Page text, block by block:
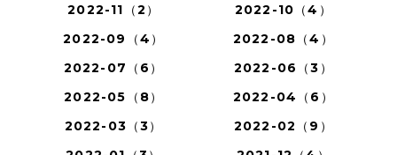
2022-11（2）
2022-10（4）
2022-09（4）
2022-08（4）
2022-07（6）
2022-06（3）
2022-05（8）
2022-04（6）
2022-03（3）
2022-02（9）